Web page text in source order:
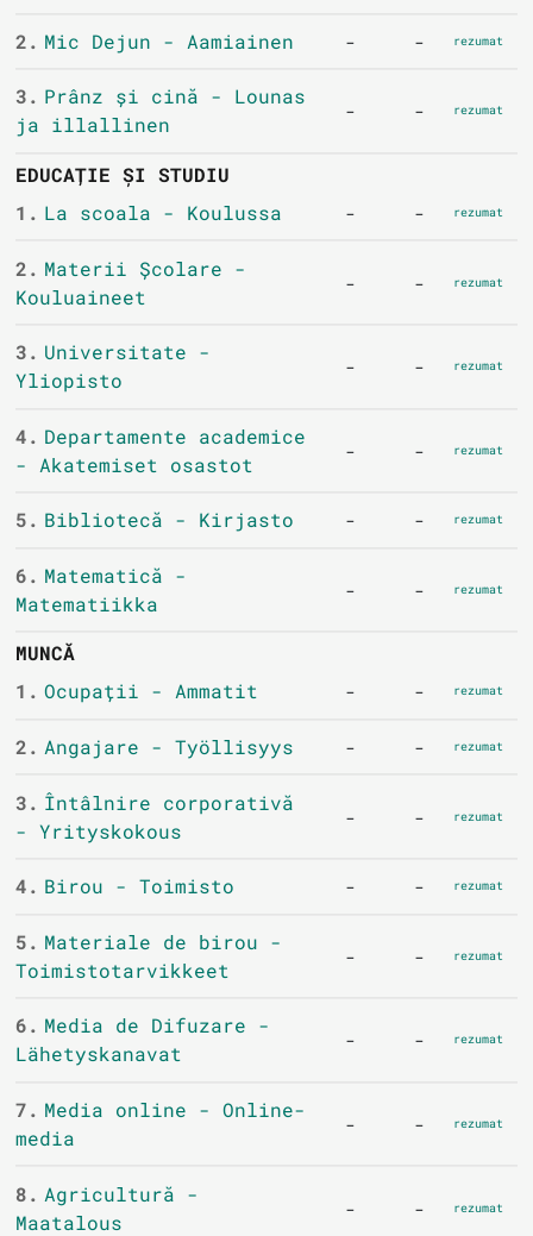
2. Mic Dejun - Aamiainen - - rezumat
3. Prânz și cină - Lounas
ja illallinen
- - rezumat
EDUCAȚIE ȘI STUDIU
1. La scoala - Koulussa - - rezumat
2. Materii Școlare -
Kouluaineet
- - rezumat
3. Universitate -
Yliopisto
- - rezumat
4. Departamente academice
- Akatemiset osastot
- - rezumat
5. Bibliotecă - Kirjasto - - rezumat
6. Matematică -
Matematiikka
- - rezumat
MUNCĂ
1. Ocupații - Ammatit - - rezumat
2. Angajare - Työllisyys - - rezumat
3. Întâlnire corporativă
- Yrityskokous
- - rezumat
4. Birou - Toimisto - - rezumat
5. Materiale de birou -
Toimistotarvikkeet
- - rezumat
6. Media de Difuzare -
Lähetyskanavat
- - rezumat
7. Media online - Online-
media
- - rezumat
8. Agricultură -
Maatalous
- - rezumat